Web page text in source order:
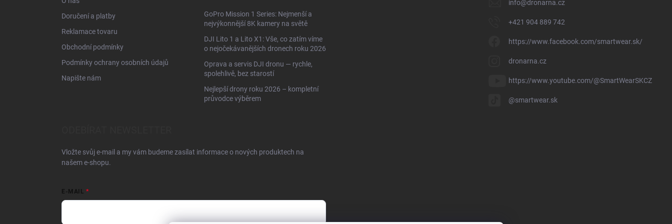
Doručení a platby
Reklamace tovaru
Obchodní podmínky
Podmínky ochrany osobních údajů
Napište nám
GoPro Mission 1 Series: Nejmenší a
nejvýkonnější 8K kamery na světě
DJI Lito 1 a Lito X1: Vše, co zatím víme
o nejočekávanějších dronech roku 2026
Oprava a servis DJI dronu — rychle,
spolehlivě, bez starostí
Nejlepší drony roku 2026 – kompletní
průvodce výběrem
info@dronarna.cz
+421 904 889 742
https://www.facebook.com/smartwear.sk/
dronarna.cz
https://www.youtube.com/@SmartWearSKCZ
@smartwear.sk
Vložte svůj e-mail a my vám budeme zasílat informace o nových produktech na
našem e-shopu.
E-MAIL